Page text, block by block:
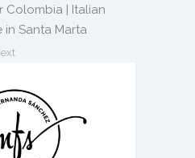
Colombia | Italian
Santa Marta